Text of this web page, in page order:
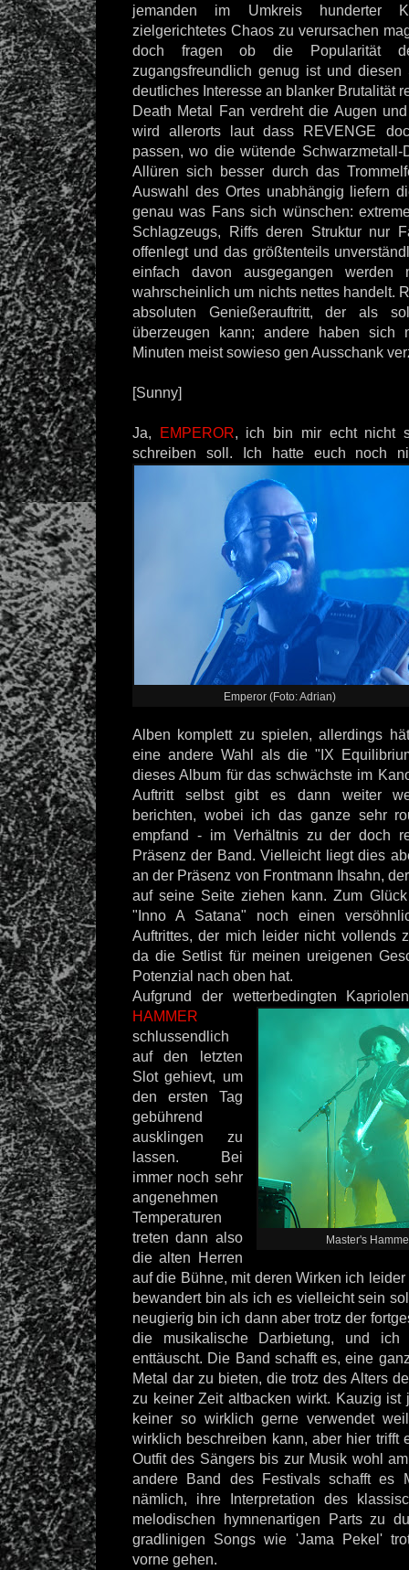
jemanden im Umkreis hunderter
zielgerichtetes Chaos zu verursachen
doch fragen ob die Popularität
zugangsfreundlich genug ist und
deutliches Interesse an blanker Brutalität
Death Metal Fan verdreht die Augen
wird allerorts laut dass REVENGE
passen, wo die wütende
Allüren sich besser durch das
Auswahl des Ortes unabhängig liefern
genau was Fans sich wünschen:
Schlagzeugs, Riffs deren Struktur nur
offenlegt und das größtenteils
einfach davon ausgegangen
wahrscheinlich um nichts nettes handelt.
absoluten Genießerauftritt, der als
überzeugen kann; andere haben sich
Minuten meist sowieso gen Ausschank
[Sunny]
Ja, EMPEROR, ich bin mir echt nicht
schreiben soll. Ich
Emperor (Foto: Adrian)
hatte euch noch
Alben komplett zu spielen, allerdings
eine andere Wahl als die "IX
dieses Album für das schwächste im
Auftritt selbst gibt es dann weiter
berichten, wobei ich das ganze sehr
empfand - im Verhältnis zu der doch
Präsenz der Band. Vielleicht liegt dies
an der Präsenz von Frontmann Ihsahn,
auf seine Seite ziehen kann. Zum
"Inno A Satana" noch einen
Auftrittes, der mich leider nicht vollends
da die Setlist für meinen ureigenen
Potenzial nach oben hat.
Aufgrund der wetterbedingten
HAMMER
Master's
schlussendlich
auf den letzten
Slot gehievt, um
den ersten Tag
gebührend
ausklingen zu
lassen. Bei
immer noch sehr
angenehmen
Temperaturen
treten dann also
die alten Herren
auf die Bühne, mit deren Wirken ich
bewandert bin als ich es vielleicht sein
neugierig bin ich dann aber trotz der
die musikalische Darbietung, und
enttäuscht. Die Band schafft es, eine
Metal dar zu bieten, die trotz des Alters
zu keiner Zeit altbacken wirkt. Kauzig ist
keiner so wirklich gerne verwendet
wirklich beschreiben kann, aber hier trifft
Outfit des Sängers bis zur Musik wohl
andere Band des Festivals schafft es
nämlich, ihre Interpretation des
melodischen hymnenartigen Parts zu
gradlinigen Songs wie 'Jama Pekel'
vorne gehen.